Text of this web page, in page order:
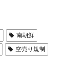
南朝鮮
空売り規制